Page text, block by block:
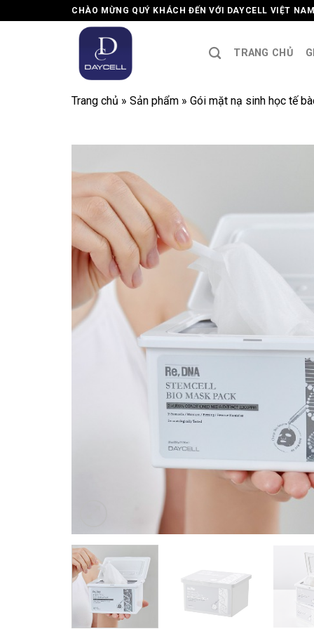
to
CHÀO MỪNG QUÝ KHÁCH ĐẾN VỚI DAYCELL VIỆT NAM
TRANG CHỦ
Trang chủ » Sản phẩm » Gói mặt nạ sinh học tế